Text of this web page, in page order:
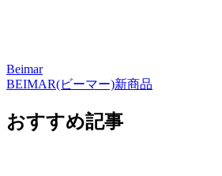
Beimar
BEIMAR(ビーマー)新商品
おすすめ記事